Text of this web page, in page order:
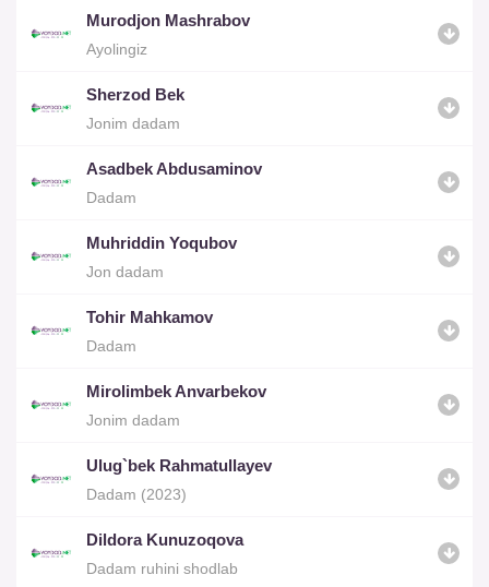
Murodjon Mashrabov
Ayolingiz
Sherzod Bek
Jonim dadam
Asadbek Abdusaminov
Dadam
Muhriddin Yoqubov
Jon dadam
Tohir Mahkamov
Dadam
Mirolimbek Anvarbekov
Jonim dadam
Ulug`bek Rahmatullayev
Dadam (2023)
Dildora Kunuzoqova
Dadam ruhini shodlab